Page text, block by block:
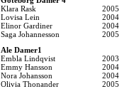
Klara Rask
2005
Lovisa Lein
2004
Elinor Gardiner
2004
Saga Johannesson
2005
Ale Damer1
Embla Lindqvist
2003
Emmy Hansson
2004
Nora Johansson
2004
Olivia Thonander
2005